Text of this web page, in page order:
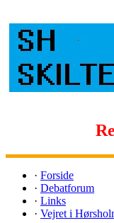
· Forside
· Debatforum
· Links
· Vejret i